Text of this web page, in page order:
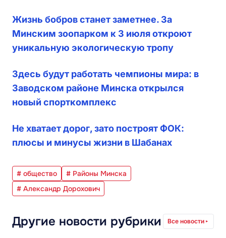
Жизнь бобров станет заметнее. За
Минским зоопарком к 3 июля откроют
уникальную экологическую тропу
Здесь будут работать чемпионы мира: в
Заводском районе Минска открылся
новый спорткомплекс
Не хватает дорог, зато построят ФОК:
плюсы и минусы жизни в Шабанах
# общество
# Районы Минска
# Александр Дорохович
Другие новости рубрики Все новости